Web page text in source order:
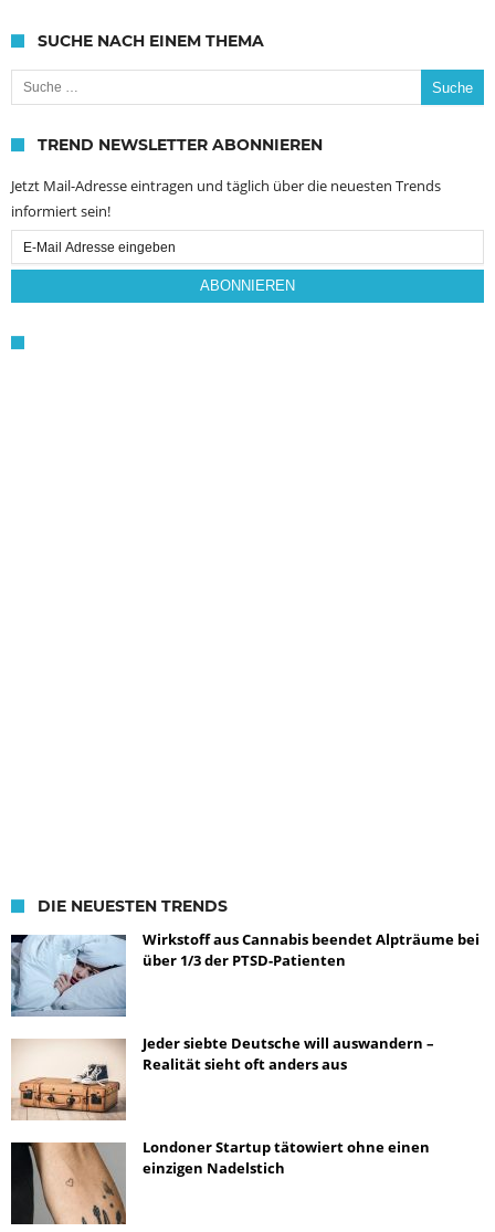
SUCHE NACH EINEM THEMA
Suche nach:
TREND NEWSLETTER ABONNIEREN
Jetzt Mail-Adresse eintragen und täglich über die neuesten Trends
informiert sein!
Email
Subscription
ABONNIEREN
DIE NEUESTEN TRENDS
Wirkstoff aus Cannabis beendet Alpträume bei
über 1/3 der PTSD-Patienten
Jeder siebte Deutsche will auswandern –
Realität sieht oft anders aus
Londoner Startup tätowiert ohne einen
einzigen Nadelstich